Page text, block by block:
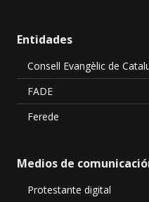
Entidades
Consell Evangèlic de
FADE
Ferede
Medios de
Protestante digital